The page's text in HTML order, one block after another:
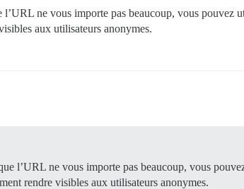
l’URL ne vous importe pas beaucoup, vous pouvez
aux utilisateurs anonymes.
l’URL ne vous importe pas beaucoup, vous
rendre visibles aux utilisateurs anonymes.